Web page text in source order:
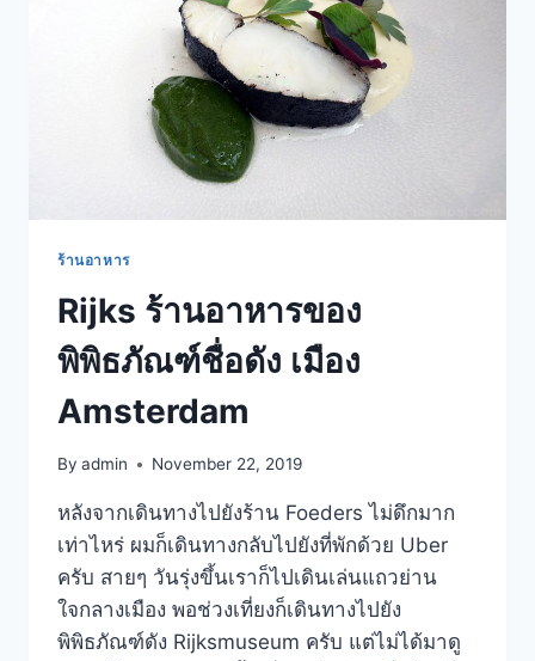
ร้านอาหาร
Rijks ร้านอาหารของ
พิพิธภัณฑ์ชื่อดัง เมือง
Amsterdam
By admin November 22, 2019
หลังจากเดินทางไปยังร้าน Foeders ไม่ดึกมาก
เท่าไหร่ ผมก็เดินทางกลับไปยังที่พักด้วย Uber
ครับ สายๆ วันรุ่งขึ้นเราก็ไปเดินเล่นแถวย่าน
ใจกลางเมือง พอช่วงเที่ยงก็เดินทางไปยัง
พิพิธภัณฑ์ดัง Rijksmuseum ครับ แต่ไม่ได้มาดู